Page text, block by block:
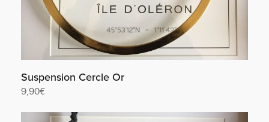
Suspension Cercle Or
9,90€